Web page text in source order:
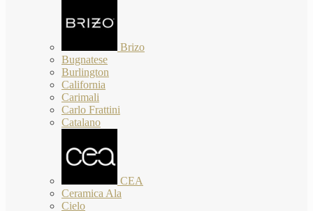
Brizo
Bugnatese
Burlington
California
Carimali
Carlo Frattini
Catalano
CEA
Ceramica Ala
Cielo